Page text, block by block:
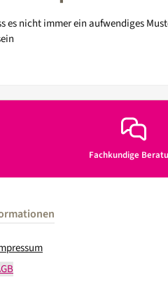
es nicht immer ein aufwendiges
Fachkundige